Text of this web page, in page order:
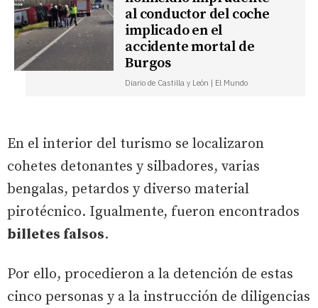
al conductor del coche
implicado en el
accidente mortal de
Burgos
Diario de Castilla y León | El Mundo
En el interior del turismo se localizaron
cohetes detonantes y silbadores, varias
bengalas, petardos y diverso material
pirotécnico. Igualmente, fueron encontrados
billetes falsos.
Por ello, procedieron a la detención de estas
cinco personas y a la instrucción de diligencias